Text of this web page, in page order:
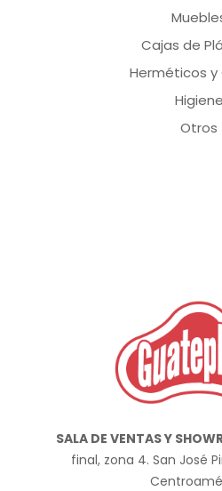
Cajas de
Herméticos y
Higiene
Otros
SALA DE VENTAS Y
final, zona 4. San José